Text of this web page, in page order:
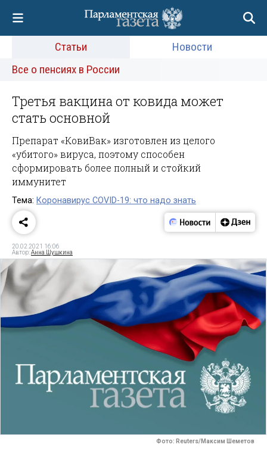
Статьи
Новости
Все о пенсиях в России
Третья вакцина от ковида может
стать основной
Препарат «КовиВак» изготовлен из целого
«убитого» вируса, поэтому способен
сформировать более полный и стойкий
иммунитет
Тема: Коронавирус COVID-19: что надо знать
20.02.2021 16:06
Автор:Анна Шушкина
Фото: Reuters/Максим Шеметов